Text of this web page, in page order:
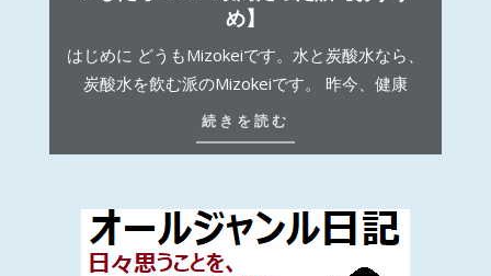
はじめに どうもMizokeiです。水と炭酸水なら、
炭酸水を飲む派のMizokeiです。 昨今、健康
続きを読む